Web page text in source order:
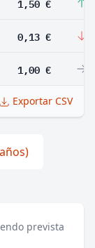
0,13 €
1,00 €
Exportar CSV
prevista